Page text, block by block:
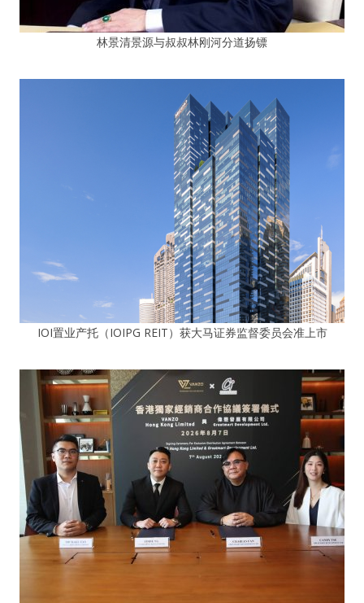
林景清景源与叔叔林刚河分道扬镖
IOI置业产托（IOIPG REIT）获大马证券监督委员会准上市